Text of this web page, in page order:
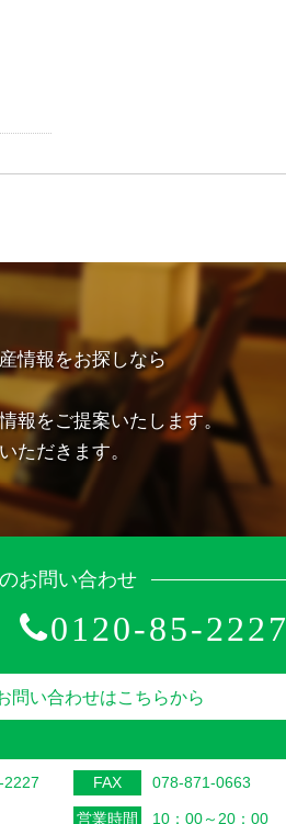
情報をお探しなら
報をご提案いたします。
ただきます。
お問い合わせ
0120-85-2227
問い合わせはこちらから
2227 FAX 078-871-0663
営業時間 10：00～20：00